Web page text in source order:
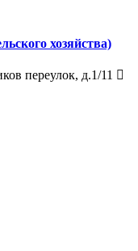
хозяйства)
переулок, д.1/11